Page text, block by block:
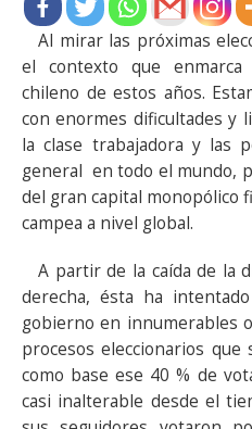
Al mirar las próximas
el contexto que
chileno de estos años.
con enormes dificultades y
la clase trabajadora y las
general en todo el mundo,
del gran capital monopólico
campea a nivel global.
A partir de la caída de la
derecha, ésta ha
gobierno en innumerables
procesos eleccionarios
como base ese 40 % de
casi inalterable desde el